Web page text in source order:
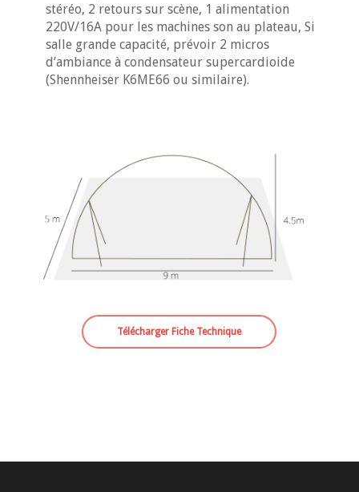
stéréo, 2 retours sur scène, 1 alimentation
220V/16A pour les machines son au plateau, Si
salle grande capacité, prévoir 2 micros
d’ambiance à condensateur supercardioide
(Shennheiser K6ME66 ou similaire).
Télécharger Fiche Technique